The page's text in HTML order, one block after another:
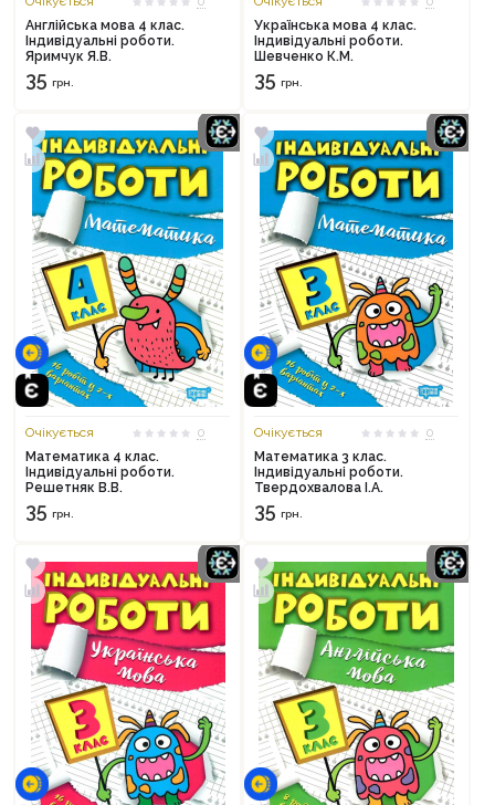
Англійська мова 4 клас.
Індивідуальні роботи.
Яримчук Я.В.
35 грн.
Українська мова 4 клас.
Індивідуальні роботи.
Шевченко К.М.
35 грн.
Очікується
0
Математика 4 клас.
Індивідуальні роботи.
Решетняк В.В.
35 грн.
Очікується
0
Математика 3 клас.
Індивідуальні роботи.
Твердохвалова І.А.
35 грн.